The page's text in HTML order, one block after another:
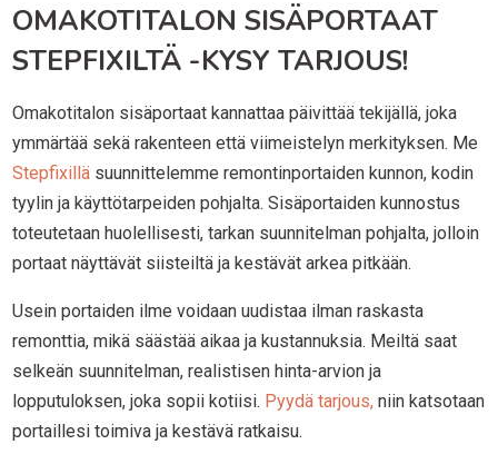
OMAKOTITALON SISÄPORTAAT
STEPFIXILTÄ -KYSY TARJOUS!
Omakotitalon sisäportaat kannattaa päivittää tekijällä, joka
ymmärtää sekä rakenteen että viimeistelyn merkityksen. Me
Stepfixillä suunnittelemme remontinportaiden kunnon, kodin
tyylin ja käyttötarpeiden pohjalta. Sisäportaiden kunnostus
toteutetaan huolellisesti, tarkan suunnitelman pohjalta, jolloin
portaat näyttävät siisteiltä ja kestävät arkea pitkään.
Usein portaiden ilme voidaan uudistaa ilman raskasta
remonttia, mikä säästää aikaa ja kustannuksia. Meiltä saat
selkeän suunnitelman, realistisen hinta-arvion ja
lopputuloksen, joka sopii kotiisi. Pyydä tarjous, niin katsotaan
portaillesi toimiva ja kestävä ratkaisu.